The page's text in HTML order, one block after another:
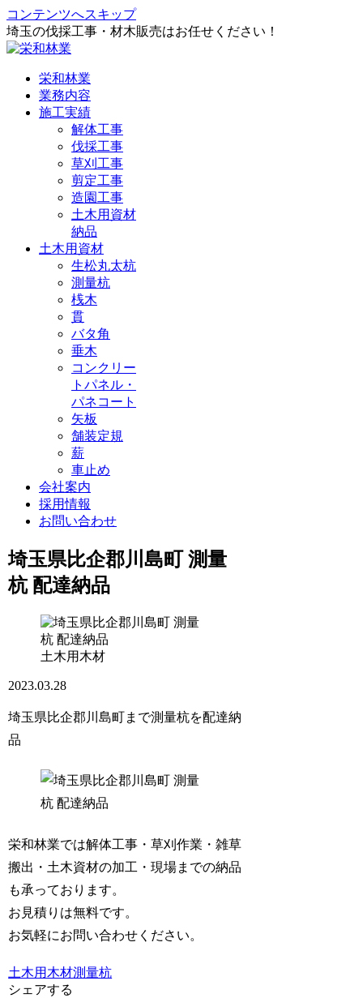
コンテンツへスキップ
埼玉の伐採工事・材木販売はお任せください！
栄和林業
業務内容
施工実績
解体工事
伐採工事
草刈工事
剪定工事
造園工事
土木用資材
納品
土木用資材
生松丸太杭
測量杭
桟木
貫
バタ角
垂木
コンクリー
トパネル・
パネコート
矢板
舗装定規
薪
車止め
会社案内
採用情報
お問い合わせ
埼玉県比企郡川島町 測量
杭 配達納品
土木用木材
2023.03.28
埼玉県比企郡川島町まで測量杭を配達納
品
栄和林業では解体工事・草刈作業・雑草
搬出・土木資材の加工・現場までの納品
も承っております。
お見積りは無料です。
お気軽にお問い合わせください。
土木用木材測量杭
シェアする